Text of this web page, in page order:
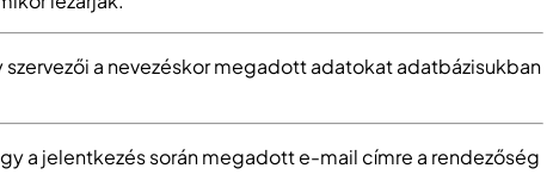
szervezői a nevezéskor megadott adatokat adatbázisukban
a jelentkezés során megadott e-mail címre a rendezőség